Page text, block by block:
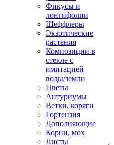
Фикусы и
лонгифолии
Шеффлеры
Экзотические
растения
Композиции в
стекле с
имитацией
воды/земли
Цветы
Антуриумы
Ветки, коряги
Гортензия
Дополняющие
Корни, мох
Листы